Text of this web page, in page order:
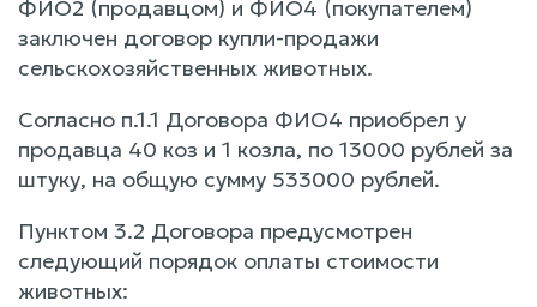
ФИО2 (продавцом) и ФИО4 (покупателем)
заключен договор купли-продажи
сельскохозяйственных животных.
Согласно п.1.1 Договора ФИО4 приобрел у
продавца 40 коз и 1 козла, по 13000 рублей за
штуку, на общую сумму 533000 рублей.
Пунктом 3.2 Договора предусмотрен
следующий порядок оплаты стоимости
животных: